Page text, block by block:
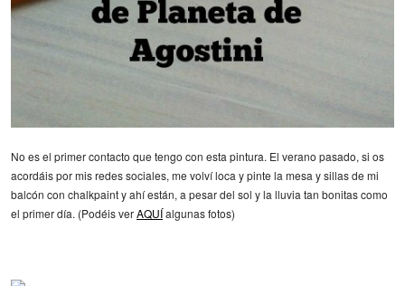
No es el primer contacto que tengo con esta pintura. El verano pasado, si os
acordáis por mis redes sociales, me volví loca y pinte la mesa y sillas de mi
balcón con chalkpaint y ahí están, a pesar del sol y la lluvia tan bonitas como
el primer día. (Podéis verAQUÍalgunas fotos)